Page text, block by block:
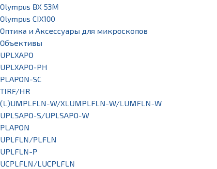
Olympus BX 53M
Olympus CIX100
Оптика и Аксессуары для микроскопов
Объективы
UPLXAPO
UPLXAPO-PH
PLAPON-SC
TIRF/HR
(L)UMPLFLN-W/XLUMPLFLN-W/LUMFLN-W
UPLSAPO-S/UPLSAPO-W
PLAPON
UPLFLN/PLFLN
UPLFLN-P
UCPLFLN/LUCPLFLN